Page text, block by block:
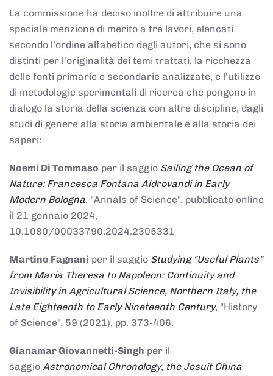
La commissione ha deciso inoltre di attribuire una
speciale menzione di merito a tre lavori, elencati
secondo l'ordine alfabetico degli autori, che si sono
distinti per l'originalità dei temi trattati, la ricchezza
delle fonti primarie e secondarie analizzate, e l'utilizzo
di metodologie sperimentali di ricerca che pongono in
dialogo la storia della scienza con altre discipline, dagli
studi di genere alla storia ambientale e alla storia dei
saperi:
Noemi Di Tommaso per il saggio Sailing the Ocean of
Nature: Francesca Fontana Aldrovandi in Early
Modern Bologna, "Annals of Science", pubblicato online
il 21 gennaio 2024,
10.1080/00033790.2024.2305331
Martino Fagnani per il saggio Studying "Useful Plants"
from Maria Theresa to Napoleon: Continuity and
Invisibility in Agricultural Science, Northern Italy, the
Late Eighteenth to Early Nineteenth Century, "History
of Science", 59 (2021), pp. 373-406.
Gianamar Giovannetti-Singh per il
saggio Astronomical Chronology, the Jesuit China